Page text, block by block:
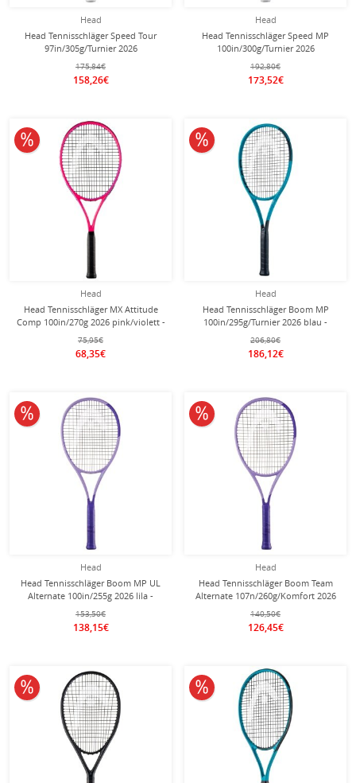
Head
Head Tennisschläger Speed Tour
97in/305g/Turnier 2026
schwarz/weiss - unbesaitet -
175,84€
158,26€
Head
Head Tennisschläger Speed MP
100in/300g/Turnier 2026
schwarz/weiss - unbesaitet -
192,80€
173,52€
Head
Head Tennisschläger MX Attitude
Comp 100in/270g 2026 pink/violett -
besaitet -
75,95€
68,35€
10% reduziert
Head
Head Tennisschläger Boom MP
100in/295g/Turnier 2026 blau -
unbesaitet -
206,80€
186,12€
10% reduziert
Head
Head Tennisschläger Boom MP UL
Alternate 100in/255g 2026 lila -
unbesaitet -
153,50€
138,15€
10% reduziert
Head
Head Tennisschläger Boom Team
Alternate 107n/260g/Komfort 2026
lila - unbesaitet -
140,50€
126,45€
10% reduziert
10% reduziert 10% reduziert